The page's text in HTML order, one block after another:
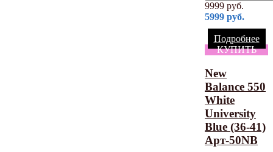
9999 руб.
5999 руб.
Подробнее
КУПИТЬ
New
Balance 550
White
University
Blue (36-41)
Арт-50NB